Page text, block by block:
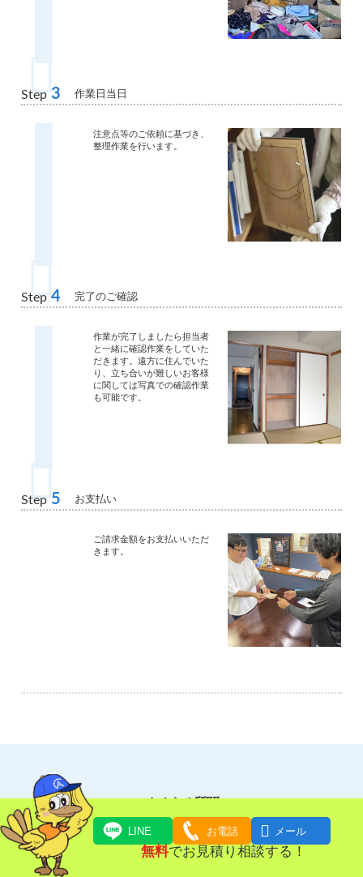
Step 3 作業日当日
注意点等のご依頼に基づき、
整理作業を行います。
Step 4 完了のご確認
作業が完了しましたら担当者
と一緒に確認作業をしていた
だきます。遠方に住んでいた
り、立ち合いが難しいお客様
に関しては写真での確認作業
も可能です。
Step 5 お支払い
ご請求金額をお支払いいただ
きます。
よくある質問
写真でもお見積りできますか。
LINE お電話  メール
無料でお見積り相談する！